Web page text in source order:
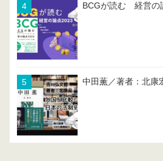
BCGが読む 経営の
中田薫／著者：北康